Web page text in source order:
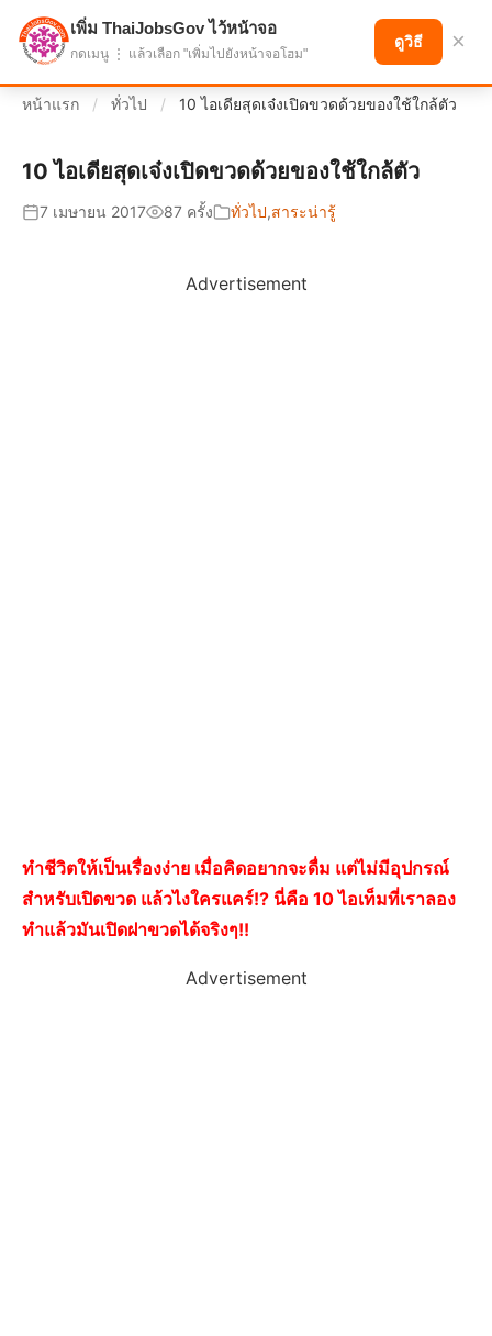
แบ่งปันโอกาส เพื่ออนาคตที่ก้าวหน้า
หน้าแรก / ทั่วไป / 10 ไอเดียสุดเจ๋งเปิดขวดด้วยของใช้ใกล้ตัว
10 ไอเดียสุดเจ๋งเปิดขวดด้วยของใช้ใกล้ตัว
7 เมษายน 2017 87 ครั้ง ทั่วไป,สาระน่ารู้
Advertisement
ทำชีวิตให้เป็นเรื่องง่าย เมื่อคิดอยากจะดื่ม แต่ไม่มีอุปกรณ์
สำหรับเปิดขวด แล้วไงใครแคร์!? นี่คือ 10 ไอเท็มที่เราลอง
ทำแล้วมันเปิดฝาขวดได้จริงๆ!!
Advertisement
เพิ่ม ThaiJobsGov ไว้หน้าจอ
กดเมนู ⋮ แล้วเลือก "เพิ่มไปยังหน้าจอโฮม"
ดูวิธี ×